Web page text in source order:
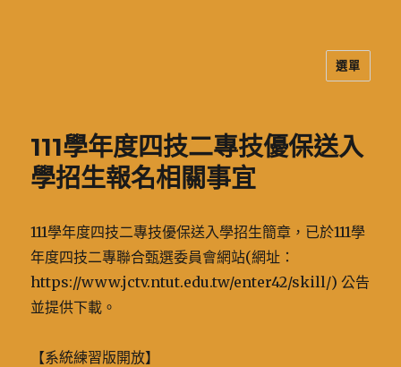
選單
111學年度四技二專技優保送入
學招生報名相關事宜
111學年度四技二專技優保送入學招生簡章，已於111學
年度四技二專聯合甄選委員會網站(網址：
https://www.jctv.ntut.edu.tw/enter42/skill/) 公告
並提供下載。
【系統練習版開放】